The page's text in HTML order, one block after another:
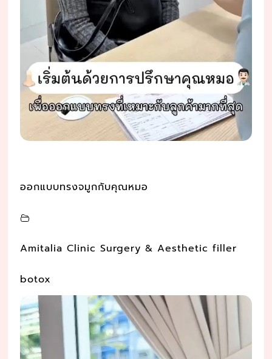
ออกแบบทรงจมูกกับคุณหมอ
Amitalia Clinic Surgery & Aesthetic filler
botox